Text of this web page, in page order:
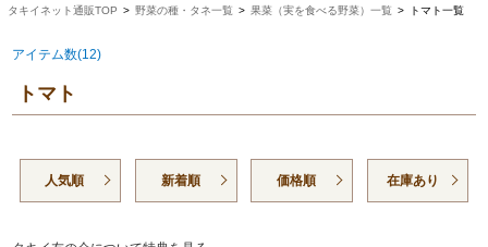
タキイネット通販TOP > 野菜の種・タネ一覧 > 果菜（実を食べる野菜）一覧 > トマト一覧
アイテム数(12)
トマト
人気順 新着順 価格順 在庫あり